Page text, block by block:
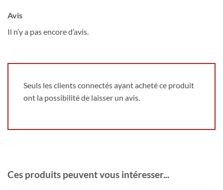
Avis
Il n’y a pas encore d’avis.
Seuls les clients connectés ayant acheté ce produit
ont la possibilité de laisser un avis.
Ces produits peuvent vous intéresser...